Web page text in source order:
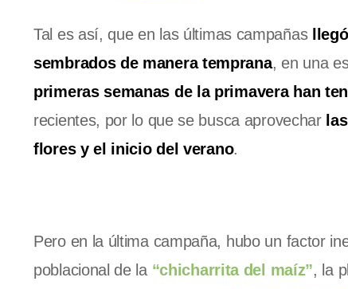
Tal es así, que en las últimas campañas
sembrados de manera temprana, en una
primeras semanas de la primavera han
recientes, por lo que se busca aprovechar las
flores y el inicio del verano.
Pero en la última campaña, hubo un factor
poblacional de la “chicharrita del maíz”, la